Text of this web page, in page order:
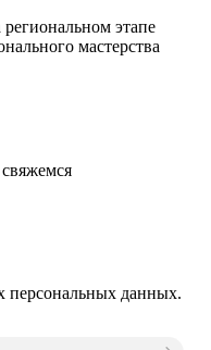
этапе
мастерства
персональных данных.